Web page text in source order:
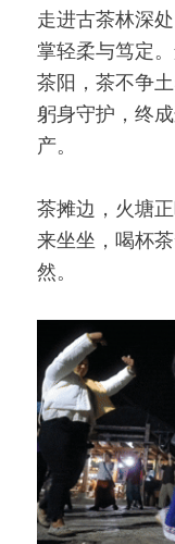
走进古茶林深
掌轻柔与笃定
茶阳，茶不争
躬身守护，终
产。
茶摊边，火塘
来坐坐，喝杯
然。